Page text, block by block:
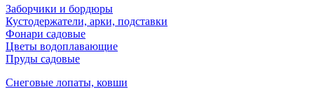
Заборчики и бордюры
Кустодержатели, арки, подставки
Фонари садовые
Цветы водоплавающие
Пруды садовые
Снеговые лопаты, ковши